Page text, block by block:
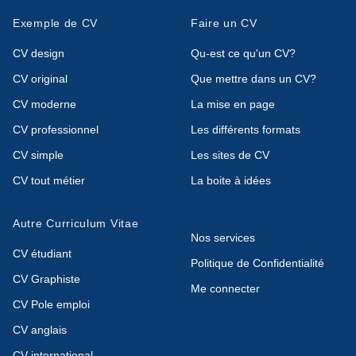
Exemple de CV
CV design
CV original
CV moderne
CV professionnel
CV simple
CV tout métier
Faire un CV
Qu-est ce qu'un CV?
Que mettre dans un CV?
La mise en page
Les différents formats
Les sites de CV
La boite à idées
Autre Curriculum Vitae
CV étudiant
CV Graphiste
CV Pole emploi
CV anglais
Nos services
Politique de Confidentialité
Me connecter